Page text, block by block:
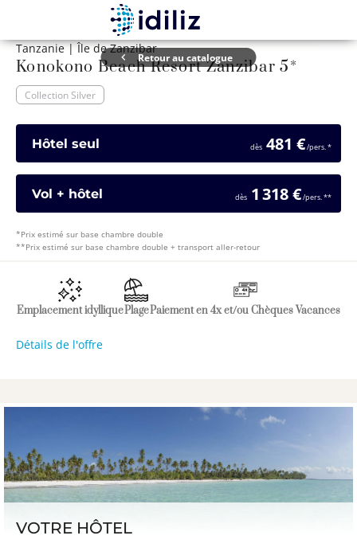
Retour au catalogue
Tanzanie | Île de Zanzibar
Konokono Beach Resort Zanzibar 5*
Collection Silver
Hôtel seul dès 481 €/pers. *
Vol + hôtel dès 1 318 €/pers. **
*Prix estimé sur base chambre double
**Prix estimé sur base chambre double + transport aller-retour
Emplacement idylliquePlagePaiement en 4x et/ou Chèques Vacances
Détails de l'offre
VOTRE HÔTEL